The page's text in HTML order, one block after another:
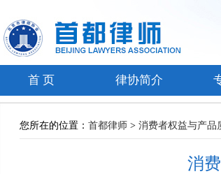
首 页 律协简介
您所在的位置： 首都律师 > 消费者权益与产品
消